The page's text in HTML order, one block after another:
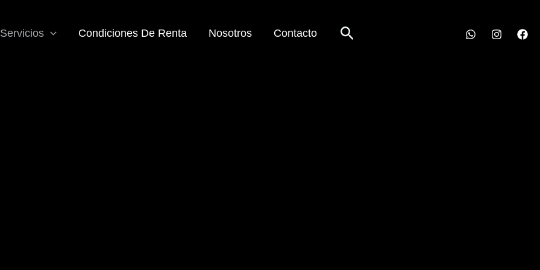
Servicios Condiciones De Renta Nosotros Contacto Buscar